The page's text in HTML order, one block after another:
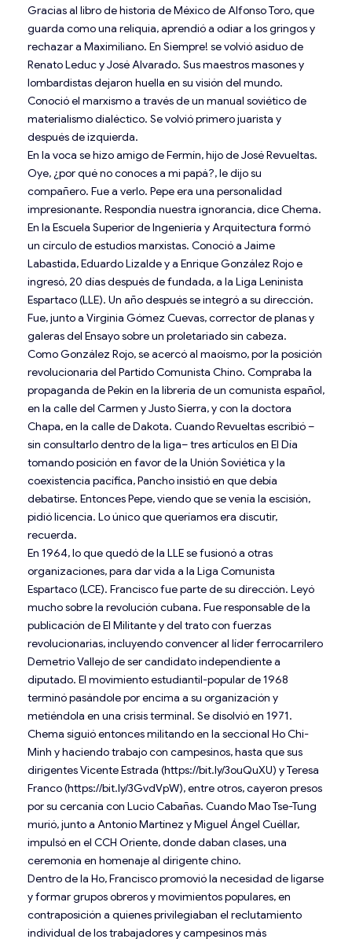
Gracias al libro de historia de México de Alfonso Toro, que
guarda como una reliquia, aprendió a odiar a los gringos y
rechazar a Maximiliano. En Siempre! se volvió asiduo de
Renato Leduc y José Alvarado. Sus maestros masones y
lombardistas dejaron huella en su visión del mundo.
Conoció el marxismo a través de un manual soviético de
materialismo dialéctico. Se volvió primero juarista y
después de izquierda.
En la voca se hizo amigo de Fermín, hijo de José Revueltas.
Oye, ¿por qué no conoces a mi papá?, le dijo su
compañero. Fue a verlo. Pepe era una personalidad
impresionante. Respondía nuestra ignorancia, dice Chema.
En la Escuela Superior de Ingeniería y Arquitectura formó
un círculo de estudios marxistas. Conoció a Jaime
Labastida, Eduardo Lizalde y a Enrique González Rojo e
ingresó, 20 días después de fundada, a la Liga Leninista
Espartaco (LLE). Un año después se integró a su dirección.
Fue, junto a Virginia Gómez Cuevas, corrector de planas y
galeras del Ensayo sobre un proletariado sin cabeza.
Como González Rojo, se acercó al maoísmo, por la posición
revolucionaria del Partido Comunista Chino. Compraba la
propaganda de Pekín en la librería de un comunista español,
en la calle del Carmen y Justo Sierra, y con la doctora
Chapa, en la calle de Dakota. Cuando Revueltas escribió –
sin consultarlo dentro de la liga– tres artículos en El Día
tomando posición en favor de la Unión Soviética y la
coexistencia pacífica, Pancho insistió en que debía
debatirse. Entonces Pepe, viendo que se venía la escisión,
pidió licencia. Lo único que queríamos era discutir,
recuerda.
En 1964, lo que quedó de la LLE se fusionó a otras
organizaciones, para dar vida a la Liga Comunista
Espartaco (LCE). Francisco fue parte de su dirección. Leyó
mucho sobre la revolución cubana. Fue responsable de la
publicación de El Militante y del trato con fuerzas
revolucionarias, incluyendo convencer al líder ferrocarrilero
Demetrio Vallejo de ser candidato independiente a
diputado. El movimiento estudiantil-popular de 1968
terminó pasándole por encima a su organización y
metiéndola en una crisis terminal. Se disolvió en 1971.
Chema siguió entonces militando en la seccional Ho Chi-
Minh y haciendo trabajo con campesinos, hasta que sus
dirigentes Vicente Estrada (https://bit.ly/3ouQuXU) y Teresa
Franco (https://bit.ly/3GvdVpW), entre otros, cayeron presos
por su cercanía con Lucio Cabañas. Cuando Mao Tse-Tung
murió, junto a Antonio Martínez y Miguel Ángel Cuéllar,
impulsó en el CCH Oriente, donde daban clases, una
ceremonia en homenaje al dirigente chino.
Dentro de la Ho, Francisco promovió la necesidad de ligarse
y formar grupos obreros y movimientos populares, en
contraposición a quienes privilegiaban el reclutamiento
individual de los trabajadores y campesinos más